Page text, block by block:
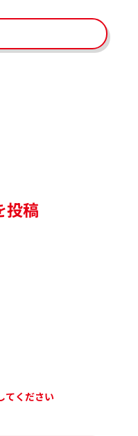
投稿
てください